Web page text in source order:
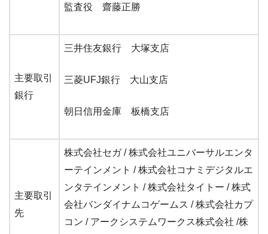
監査役 齋藤正勝
主要取引
銀行
三井住友銀行 大塚支店
三菱UFJ銀行 大山支店
朝日信用金庫 板橋支店
主要取引
先
株式会社セガ / 株式会社ユニバーサルエンタ
ーテインメント / 株式会社コナミデジタルエ
ンタテインメント / 株式会社タイトー / 株式
会社バンダイナムコゲームス / 株式会社カプ
コン / アークシステムワークス株式会社 /株